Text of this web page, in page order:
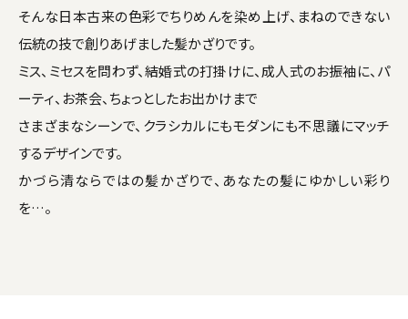
そんな日本古来の色彩でちりめんを染め上げ、まねのできない
伝統の技で創りあげました髪かざりです。
ミス、ミセスを問わず、結婚式の打掛けに、成人式のお振袖に、パ
ーティ、お茶会、ちょっとしたお出かけまで
さまざまなシーンで、クラシカルにもモダンにも不思議にマッチ
するデザインです。
かづら清ならではの髪かざりで、あなたの髪にゆかしい彩り
を…。